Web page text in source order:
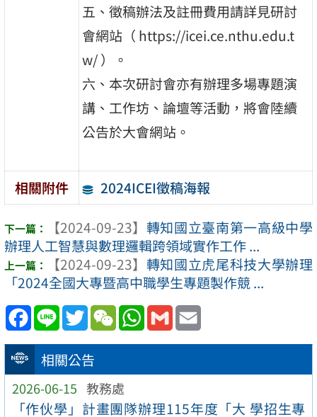
相關公告
2026-06-15 教務處
「作伙學」計畫團隊辦理115年度「大 學招生專
五、徵稿辦法及註冊費用請詳見研討
會網站（ https://icei.ce.nthu.edu.t
w/ ）。
六、本次研討會亦有辦理多場專題演
講、工作坊、論壇等活動，將會陸續
公告於大會網站。
相關附件 2024ICEI徵稿海報
【2024-09-23】 轉知國立臺南第一高級中學
辦理人工智慧與數理邏輯跨領域實作工作 ...
【2024-09-23】 轉知國立虎尾科技大學辦理
「2024全國大專暨高中職學生專題製作競 ...
Facebook
Line TwitterWeChatWhatsApp
Gmail